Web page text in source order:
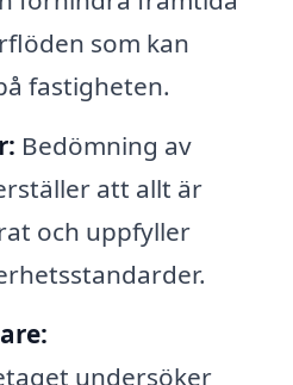
som kan
fastigheten.
Bedömning av
att allt är
och uppfyller
undersöker